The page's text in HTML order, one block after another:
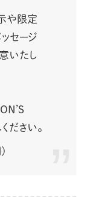
や限定
セージ
いたし
ださい。
)